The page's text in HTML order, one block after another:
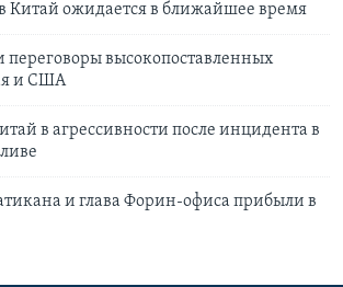
Китай ожидается в ближайшее время
высокопоставленных
и США
в агрессивности после инцидента в
и глава Форин-офиса прибыли в